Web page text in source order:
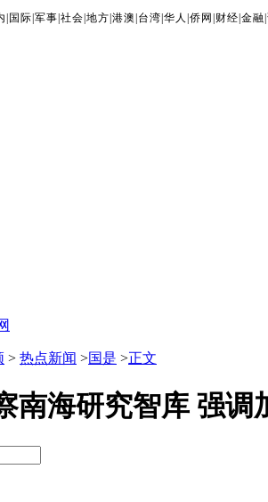
国际 |军事 |社会 |地方 |港澳 台湾 |华人 |侨网 财经 |金融 |
> 热点新闻 >国是 >正文
南海研究智库 强调